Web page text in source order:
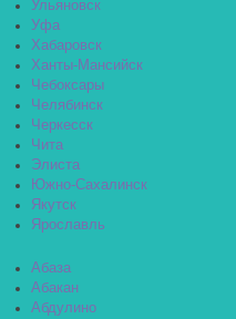
Ульяновск
Уфа
Хабаровск
Ханты-Мансийск
Чебоксары
Челябинск
Черкесск
Чита
Элиста
Южно-Сахалинск
Якутск
Ярославль
Абаза
Абакан
Абдулино